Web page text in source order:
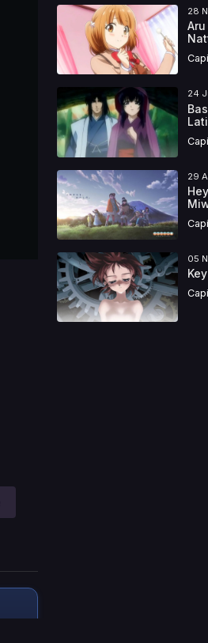
28
24
29
05